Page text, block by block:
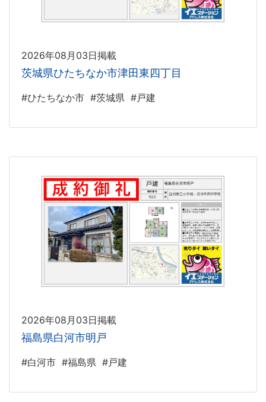
2026年08月03日掲載
茨城県ひたちなか市津田東四丁目
#ひたちなか市 #茨城県 #戸建
2026年08月03日掲載
福島県白河市明戸
#白河市 #福島県 #戸建